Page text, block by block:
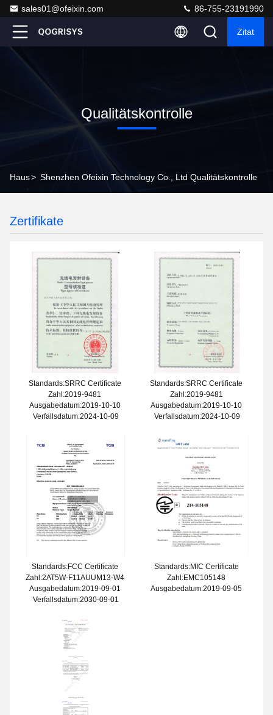
sales01@ofeixin.com 86-755-23191990
Zitat
Qualitätskontrolle
Haus> Shenzhen Ofeixin Technology Co., Ltd Qualitätskontrolle
Zertifikate
Standards:SRRC Certificate
Zahl:2019-9481
Ausgabedatum:2019-10-10
Verfallsdatum:2024-10-09
Standards:SRRC Certificate
Zahl:2019-9481
Ausgabedatum:2019-10-10
Verfallsdatum:2024-10-09
Standards:FCC Certificate
Zahl:2AT5W-F11AUUM13-W4
Ausgabedatum:2019-09-01
Verfallsdatum:2030-09-01
Standards:MIC Certificate
Zahl:EMC105148
Ausgabedatum:2019-09-05